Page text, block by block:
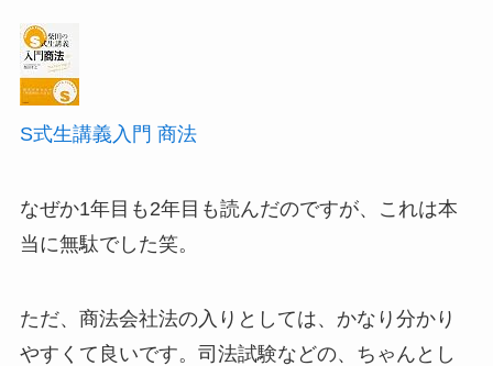
S式生講義入門 商法
なぜか1年目も2年目も読んだのですが、これは本
当に無駄でした笑。
ただ、商法会社法の入りとしては、かなり分かり
やすくて良いです。司法試験などの、ちゃんとし